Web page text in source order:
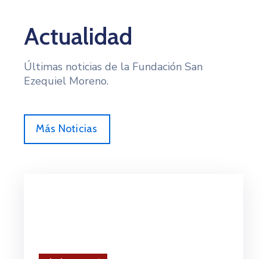
Actualidad
Últimas noticias de la Fundación San
Ezequiel Moreno.
Más Noticias